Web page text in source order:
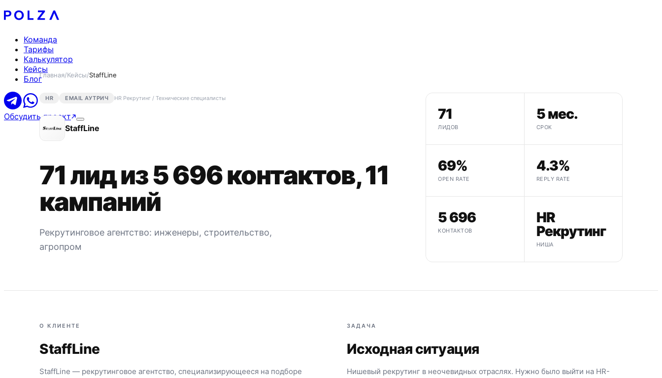
Команда
Тарифы
Калькулятор
Кейсы
Блог
Обсудить проект
Главная/Кейсы/StaffLine
HR EMAIL АУТРИЧ HR Рекрутинг / Технические специалисты
StaffLine
71 лид из 5 696 контактов, 11
кампаний
Рекрутинговое агентство: инженеры, строительство,
агропром
71
ЛИДОВ
5 мес.
СРОК
69%
OPEN RATE
4.3%
REPLY RATE
5 696
КОНТАКТОВ
HR
Рекрутинг
НИША
О КЛИЕНТЕ
StaffLine
StaffLine — рекрутинговое агентство, специализирующееся на подборе
ЗАДАЧА
Исходная ситуация
Нишевый рекрутинг в неочевидных отраслях. Нужно было выйти на HR-